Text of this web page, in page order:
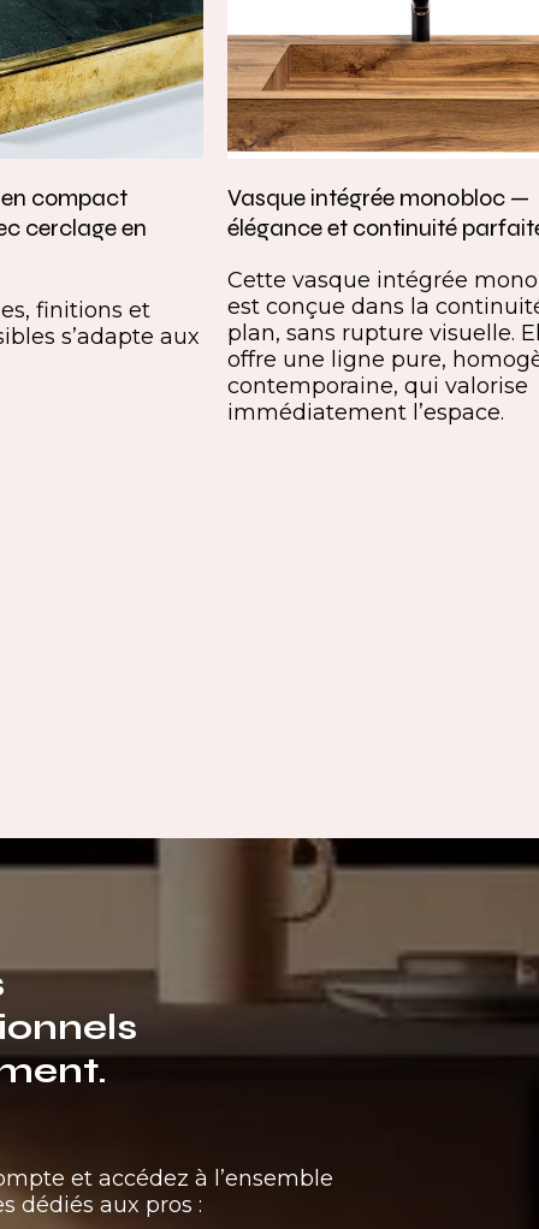
compact
cerclage en
finitions et
s’adapte aux
Vasque intégrée monobloc —
élégance et continuité
Cette vasque intégrée
est conçue dans la
plan, sans rupture visuelle.
offre une ligne pure,
contemporaine, qui valorise
immédiatement l’espace.
et accédez à l’ensemble
dédiés aux pros :